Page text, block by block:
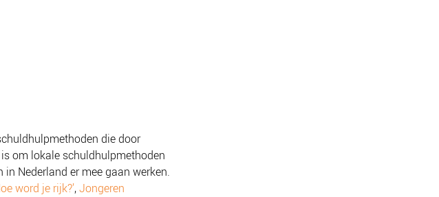
die door
om lokale schuldhulpmethoden
Nederland er mee gaan werken.
word je rijk?’,Jongeren